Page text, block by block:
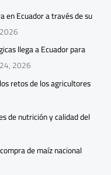
en Ecuador a través de su
llega a Ecuador para
2026
retos de los agricultores
de nutrición y calidad del
de maíz nacional